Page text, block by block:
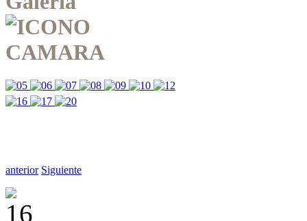
anterior Siguiente